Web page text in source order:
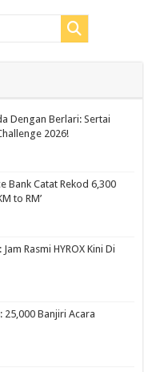
Dengan Berlari: Sertai
2026!
Bank Catat Rekod 6,300
to RM’
Rasmi HYROX Kini Di
25,000 Banjiri Acara